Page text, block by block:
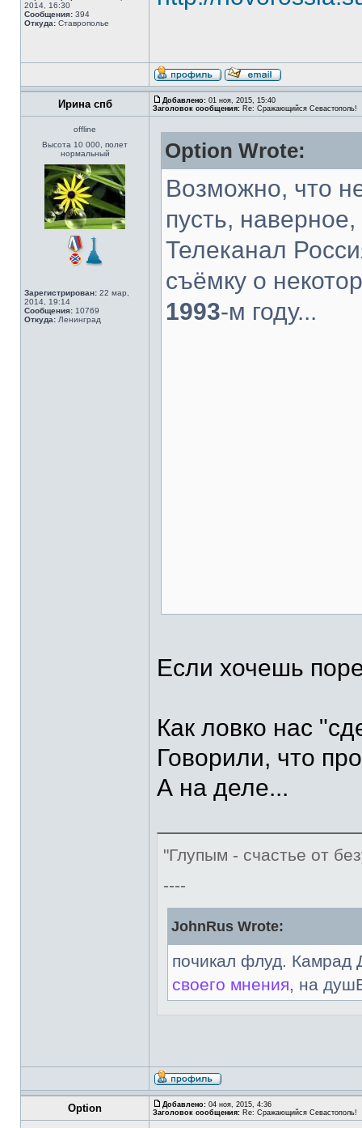
2014, 16:30
Сообщения: 394
Откуда: Ставрополье
Ирина спб Добавлено: 01 ноя, 2015, 15:40
Заголовок сообщения: Re: Сражающийся Севастополь!
offline
Высота 10 000, полет
нормальный
Зарегистрирован: 22 мар,
2014, 19:14
Сообщения: 10769
Откуда: Ленинград
Option Wrote:
Возможно, что
пусть,
Телеканал
съёмку о
1993-м году...
Если хочешь
Как ловко нас
Говорили, что
А на деле...
"Глупым - счастье от
----
JohnRus Wrote:
почикал флуд. Камрад
своего мнения, на
Option Добавлено: 04 ноя, 2015, 4:36
Заголовок сообщения: Re: Сражающийся Севастополь!